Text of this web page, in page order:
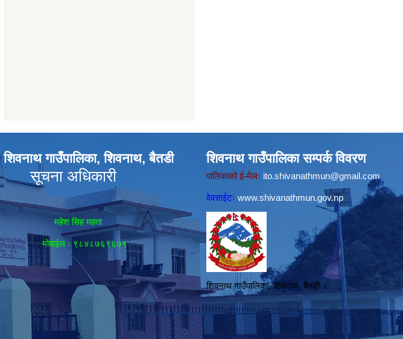
शिवनाथ गाउँपालिका, शिवनाथ, बैतडी
सूचना अधिकारी
महेश सिह महता
मोबाईल ः ९८४८७६९६७९
शिवनाथ गाउँपालिका सम्पर्क विवरण
पालिकाको ई-मेलः ito.shivanathmun@gmail.com
वेवसाईटः www.shivanathmun.gov.np
शिवनाथ गाउँपालिका, शिवनाथ, बैतडी ।